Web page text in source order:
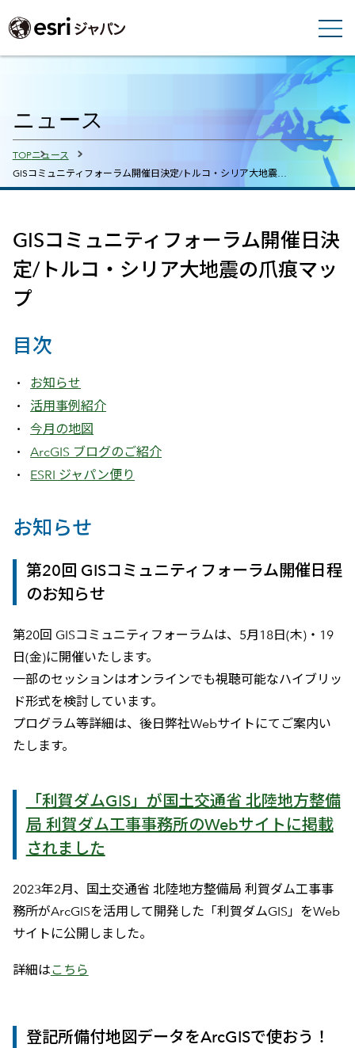
ニュース
Breadcrumbs
TOPニュース
GISコミュニティフォーラム開催日決定/トルコ・シリア大地震…
GISコミュニティフォーラム開催日決
定/トルコ・シリア大地震の爪痕マッ
プ
目次
お知らせ
活用事例紹介
今月の地図
ArcGIS ブログのご紹介
ESRI ジャパン便り
お知らせ
第20回 GISコミュニティフォーラム開催日程
のお知らせ
第20回 GISコミュニティフォーラムは、5月18日(木)・19
日(金)に開催いたします。
一部のセッションはオンラインでも視聴可能なハイブリッ
ド形式を検討しています。
プログラム等詳細は、後日弊社Webサイトにてご案内い
たします。
「利賀ダムGIS」が国土交通省 北陸地方整備
局 利賀ダム工事事務所のWebサイトに掲載
されました
2023年2月、国土交通省 北陸地方整備局 利賀ダム工事事
務所がArcGISを活用して開発した「利賀ダムGIS」をWeb
サイトに公開しました。
詳細は こちら
登記所備付地図データをArcGISで使おう！